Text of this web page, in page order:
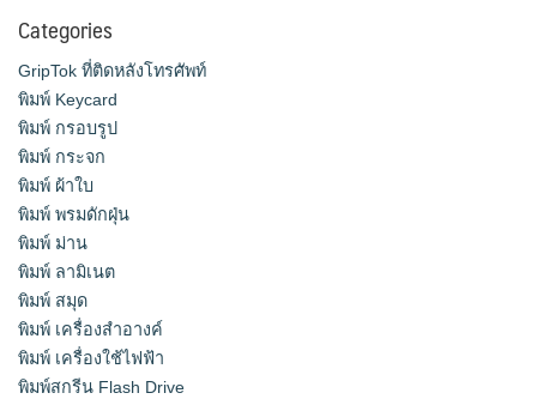
Categories
GripTok ที่ติดหลังโทรศัพท์
พิมพ์ Keycard
พิมพ์ กรอบรูป
พิมพ์ กระจก
พิมพ์ ผ้าใบ
พิมพ์ พรมดักฝุ่น
พิมพ์ ม่าน
พิมพ์ ลามิเนต
พิมพ์ สมุด
พิมพ์ เครื่องสําอางค์
พิมพ์ เครื่องใช้ไฟฟ้า
พิมพ์สกรีน Flash Drive